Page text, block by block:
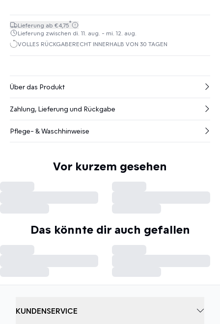
Lieferung ab €4,75*
Lieferung zwischen di. 11. aug. - mi. 12. aug.
VOLLES RÜCKGABERECHT INNERHALB VON 30 TAGEN
Über das Produkt
Zahlung, Lieferung und Rückgabe
Pflege- & Waschhinweise
Vor kurzem gesehen
Das könnte dir auch gefallen
KUNDENSERVICE